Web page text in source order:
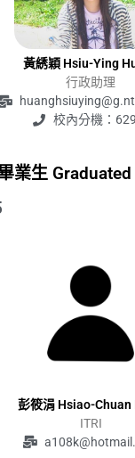
黃綉穎 Hsiu-Ying
行政助理
校內分機：
業生
彭筱涓 Hsiao-Chuan
ITRI